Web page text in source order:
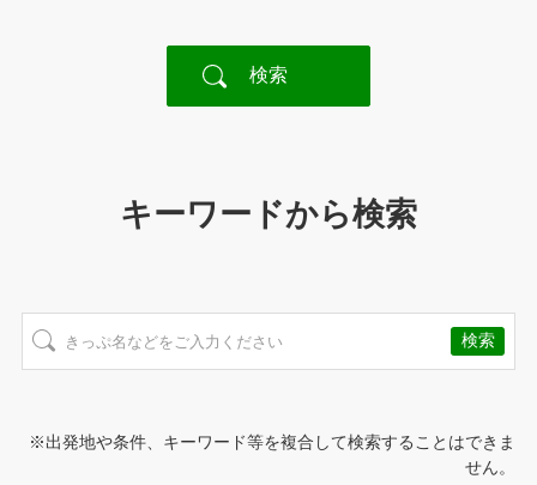
キーワードから検索
※出発地や条件、キーワード等を複合して検索することはできま
せん。